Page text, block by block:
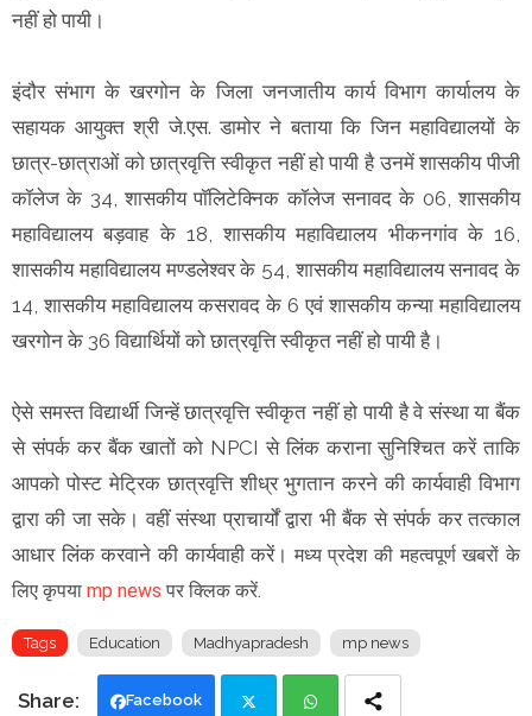
नहीं हो पायी।
इंदौर संभाग के खरगोन के जिला जनजातीय कार्य विभाग कार्यालय के
सहायक आयुक्त श्री जे.एस. डामोर ने बताया कि जिन महाविद्यालयों के
छात्र-छात्राओं को छात्रवृत्ति स्वीकृत नहीं हो पायी है उनमें शासकीय पीजी
कॉलेज के 34, शासकीय पॉलिटेक्निक कॉलेज सनावद के 06, शासकीय
महाविद्यालय बड़वाह के 18, शासकीय महाविद्यालय भीकनगांव के 16,
शासकीय महाविद्यालय मण्डलेश्वर के 54, शासकीय महाविद्यालय सनावद के
14, शासकीय महाविद्यालय कसरावद के 6 एवं शासकीय कन्या महाविद्यालय
खरगोन के 36 विद्यार्थियों को छात्रवृत्ति स्वीकृत नहीं हो पायी है।
ऐसे समस्त विद्यार्थी जिन्हें छात्रवृत्ति स्वीकृत नहीं हो पायी है वे संस्था या बैंक
से संपर्क कर बैंक खातों को NPCI से लिंक कराना सुनिश्चित करें ताकि
आपको पोस्ट मेट्रिक छात्रवृत्ति शीध्र भुगतान करने की कार्यवाही विभाग
द्वारा की जा सके। वहीं संस्था प्राचार्यों द्वारा भी बैंक से संपर्क कर तत्काल
आधार लिंक करवाने की कार्यवाही करें। मध्य प्रदेश की महत्वपूर्ण खबरों के
लिए कृपया mp news पर क्लिक करें.
Tags Education Madhyapradesh mp news
Facebook